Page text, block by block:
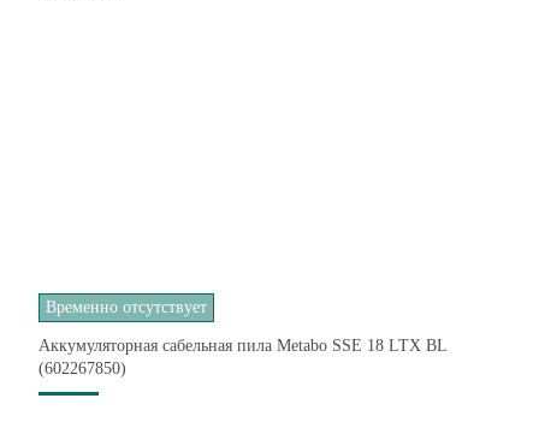
Временно отсутствует
Аккумуляторная сабельная пила Metabo SSE 18 LTX BL
(602267850)